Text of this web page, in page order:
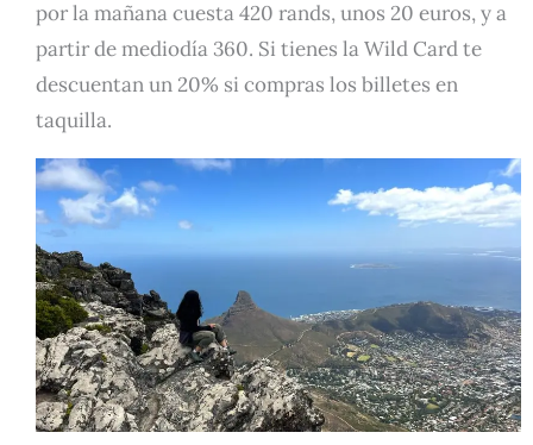
por la mañana cuesta 420 rands, unos 20 euros, y a
partir de mediodía 360. Si tienes la Wild Card te
descuentan un 20% si compras los billetes en
taquilla.